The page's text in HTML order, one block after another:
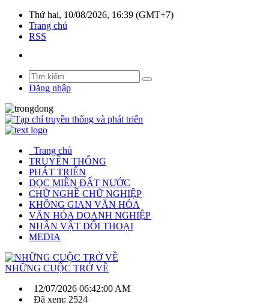
Thứ hai, 10/08/2026, 16:39 (GMT+7)
Trang chủ
RSS
Đăng nhập
Trang chủ
TRUYỀN THỐNG
PHÁT TRIỂN
DỌC MIỀN ĐẤT NƯỚC
CHỮ NGHỀ CHỮ NGHIỆP
KHÔNG GIAN VĂN HÓA
VĂN HÓA DOANH NGHIỆP
NHÂN VẬT ĐỐI THOẠI
MEDIA
NHỮNG CUỘC TRỞ VỀ
12/07/2026 06:42:00 AM
Đã xem: 2524